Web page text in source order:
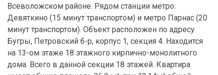
Всеволожском районе. Рядом станции метро:
Девяткино (15 минут транспортом) и метро Парнас (20
минут транспортом). Объект расположен по адресу
Бугры, Петровский б-р, корпус 1, секция 4. Находится
на 13-ом этаже 18 этажного кирпично-монолитного
дома. Всего в данной секции 18 этажей. Квартира